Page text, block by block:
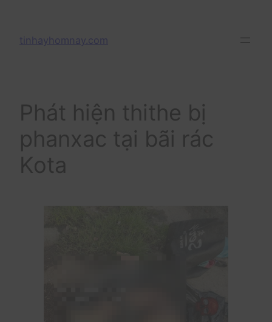
content
tinhayhomnay.com
Phát hiện thithe bị
phanxac tại bãi rác
Kota